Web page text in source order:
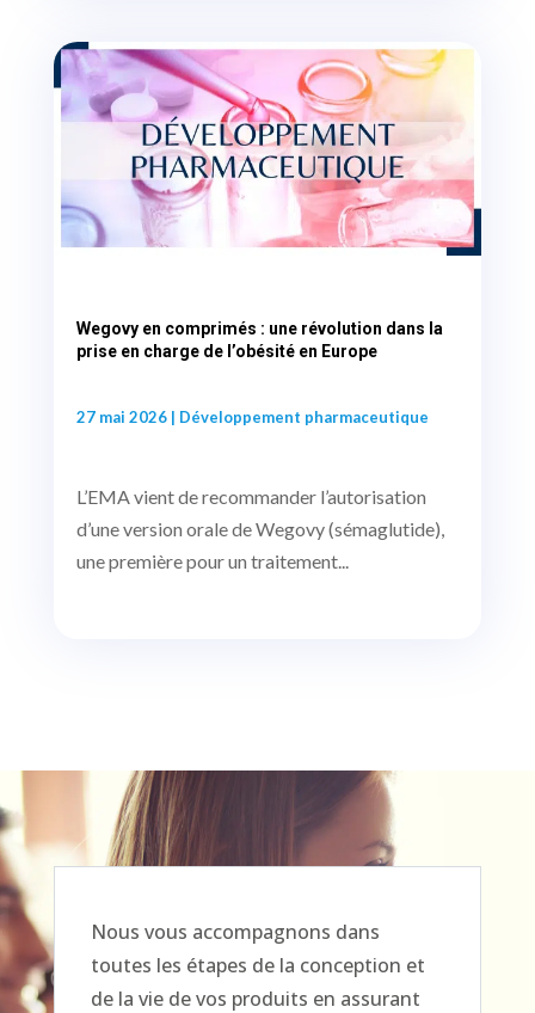
Wegovy en comprimés : une révolution dans la
prise en charge de l’obésité en Europe
27 mai 2026| Développement pharmaceutique
L’EMA vient de recommander l’autorisation
d’une version orale de Wegovy (sémaglutide),
une première pour un traitement...
Nous vous accompagnons dans
toutes les étapes de la conception et
de la vie de vos produits en assurant